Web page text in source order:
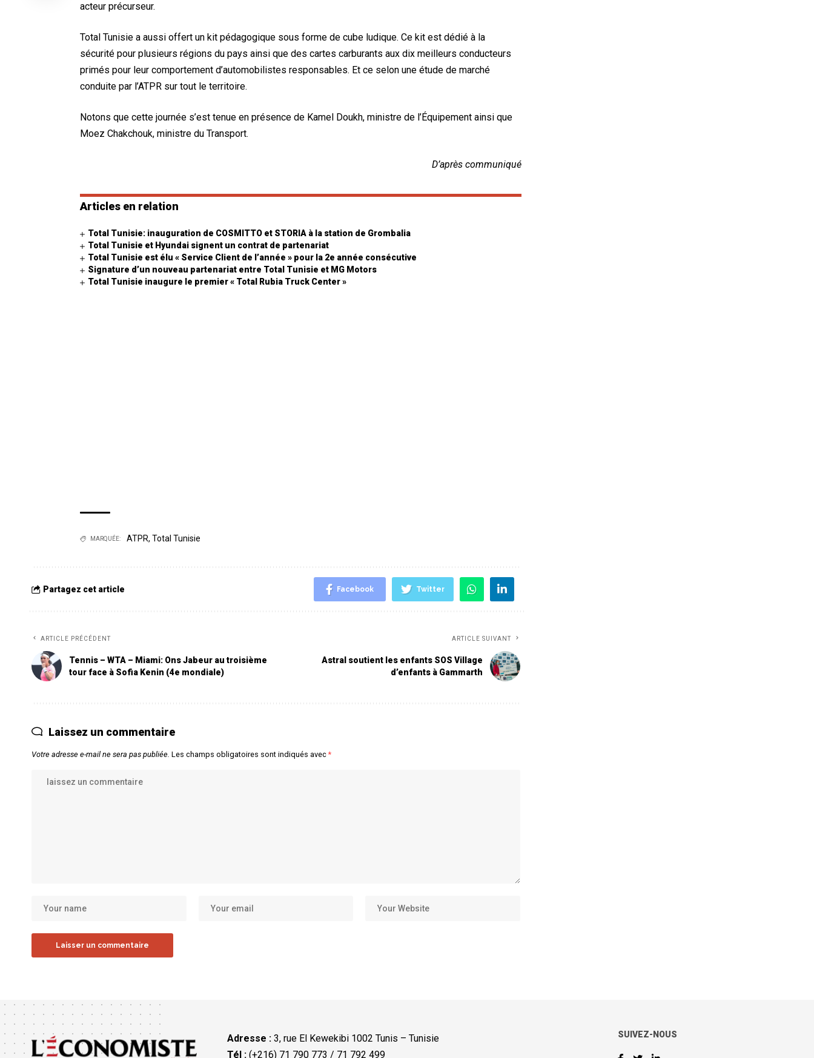
acteur précurseur.
Total Tunisie a aussi offert un kit pédagogique sous forme de cube ludique. Ce kit est dédié à la
sécurité pour plusieurs régions du pays ainsi que des cartes carburants aux dix meilleurs conducteurs
primés pour leur comportement d’automobilistes responsables. Et ce selon une étude de marché
conduite par l’ATPR sur tout le territoire.
Notons que cette journée s’est tenue en présence de Kamel Doukh, ministre de l’Équipement ainsi que
Moez Chakchouk, ministre du Transport.
D’après communiqué
Articles en relation
Total Tunisie: inauguration de COSMITTO et STORIA à la station de Grombalia
Total Tunisie et Hyundai signent un contrat de partenariat
Total Tunisie est élu « Service Client de l’année » pour la 2e année consécutive
Signature d’un nouveau partenariat entre Total Tunisie et MG Motors
Total Tunisie inaugure le premier « Total Rubia Truck Center »
MARQUÉE: ATPR, Total Tunisie
Partagez cet article Facebook Twitter
ARTICLE PRÉCÉDENT
Tennis – WTA – Miami: Ons Jabeur au troisième
tour face à Sofia Kenin (4e mondiale)
ARTICLE SUIVANT
Astral soutient les enfants SOS Village
d’enfants à Gammarth
Laissez un commentaire
Votre adresse e-mail ne sera pas publiée. Les champs obligatoires sont indiqués avec*
Adresse : 3, rue El Kewekibi 1002 Tunis – Tunisie
Tél :(+216) 71 790 773 / 71 792 499
SUIVEZ-NOUS